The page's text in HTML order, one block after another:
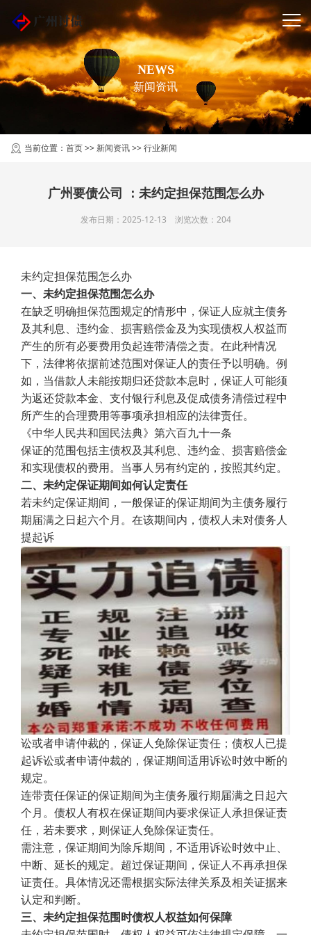
NEWS
新闻资讯
当前位置： 首页>> 新闻资讯>>行业新闻
广州要债公司 ：未约定担保范围怎么办
发布日期：2025-12-13 浏览次数：204
未约定担保范围怎么办
一、未约定担保范围怎么办
在缺乏明确担保范围规定的情形中，保证人应就主债务
及其利息、违约金、损害赔偿金及为实现债权人权益而
产生的所有必要费用负起连带清偿之责。在此种情况
下，法律将依据前述范围对保证人的责任予以明确。例
如，当借款人未能按期归还贷款本息时，保证人可能须
为返还贷款本金、支付银行利息及促成债务清偿过程中
所产生的合理费用等事项承担相应的法律责任。
《中华人民共和国民法典》第六百九十一条
保证的范围包括主债权及其利息、违约金、损害赔偿金
和实现债权的费用。当事人另有约定的，按照其约定。
二、未约定保证期间如何认定责任
若未约定保证期间，一般保证的保证期间为主债务履行
期届满之日起六个月。在该期间内，债权人未对债务人
提起诉
讼或者申请仲裁的，保证人免除保证责任；债权人已提
起诉讼或者申请仲裁的，保证期间适用诉讼时效中断的
规定。
连带责任保证的保证期间为主债务履行期届满之日起六
个月。债权人有权在保证期间内要求保证人承担保证责
任，若未要求，则保证人免除保证责任。
需注意，保证期间为除斥期间，不适用诉讼时效中止、
中断、延长的规定。超过保证期间，保证人不再承担保
证责任。具体情况还需根据实际法律关系及相关证据来
认定和判断。
三、未约定担保范围时债权人权益如何保障